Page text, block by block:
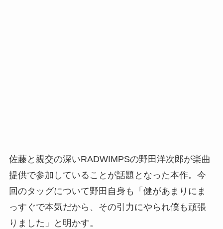
佐藤と親交の深いRADWIMPSの野田洋次郎が楽曲
提供で参加していることが話題となった本作。今
回のタッグについて野田自身も「健があまりにま
っすぐで本気だから、その引力にやられ僕も頑張
りました」と明かす。